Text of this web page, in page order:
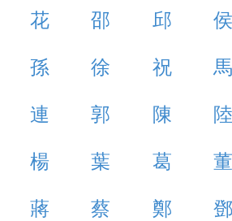
花 邵 邱 侯
孫 徐 祝 馬
連 郭 陳 陸
楊 葉 葛 董
蔣 蔡 鄭 鄧